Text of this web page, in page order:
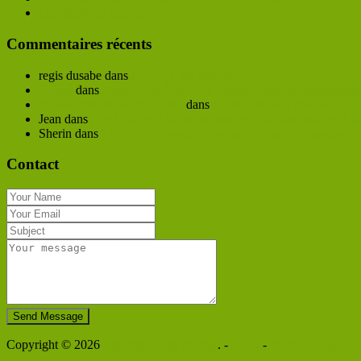
Commentaires récents
regis dusabe dans
dans
dans
Jean dans
Sherin dans
Contact
Send Message
Copyright © 2026 . - -